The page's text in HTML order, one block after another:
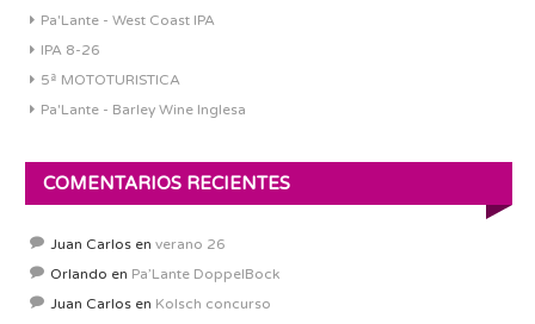
Pa'Lante - West Coast IPA
IPA 8-26
5ª MOTOTURISTICA
Pa'Lante - Barley Wine Inglesa
COMENTARIOS RECIENTES
Juan Carlos en verano 26
Orlando en Pa’Lante DoppelBock
Juan Carlos en Kolsch concurso